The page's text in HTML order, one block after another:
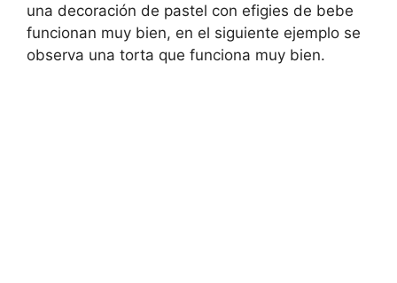
una decoración de pastel con efigies de bebe
funcionan muy bien, en el siguiente ejemplo se
observa una torta que funciona muy bien.